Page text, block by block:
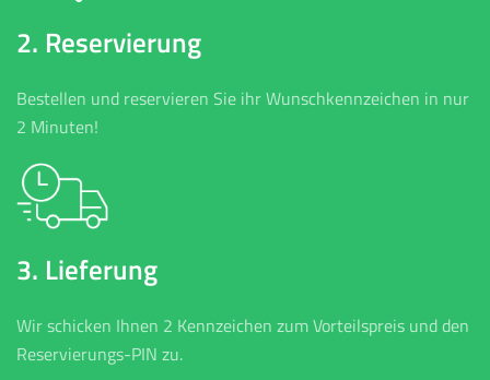
2. Reservierung
Bestellen und reservieren Sie ihr Wunschkennzeichen in nur
2 Minuten!
3. Lieferung
Wir schicken Ihnen 2 Kennzeichen zum Vorteilspreis und den
Reservierungs-PIN zu.